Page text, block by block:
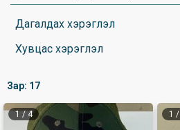
Дагалдах хэрэглэл
Хувцас хэрэглэл
Зар: 17
1 / 4 1 /